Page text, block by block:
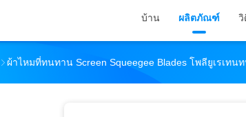
บ้าน ผลิตภัณฑ์ วิ
ผ้าไหมที่ทนทาน Screen Squeegee Blades โพลียูเรเท